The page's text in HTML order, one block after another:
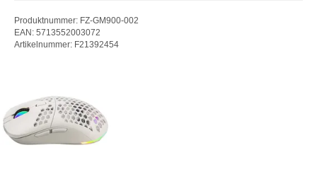
Produktnummer: FZ-GM900-002
EAN: 5713552003072
Artikelnummer: F21392454